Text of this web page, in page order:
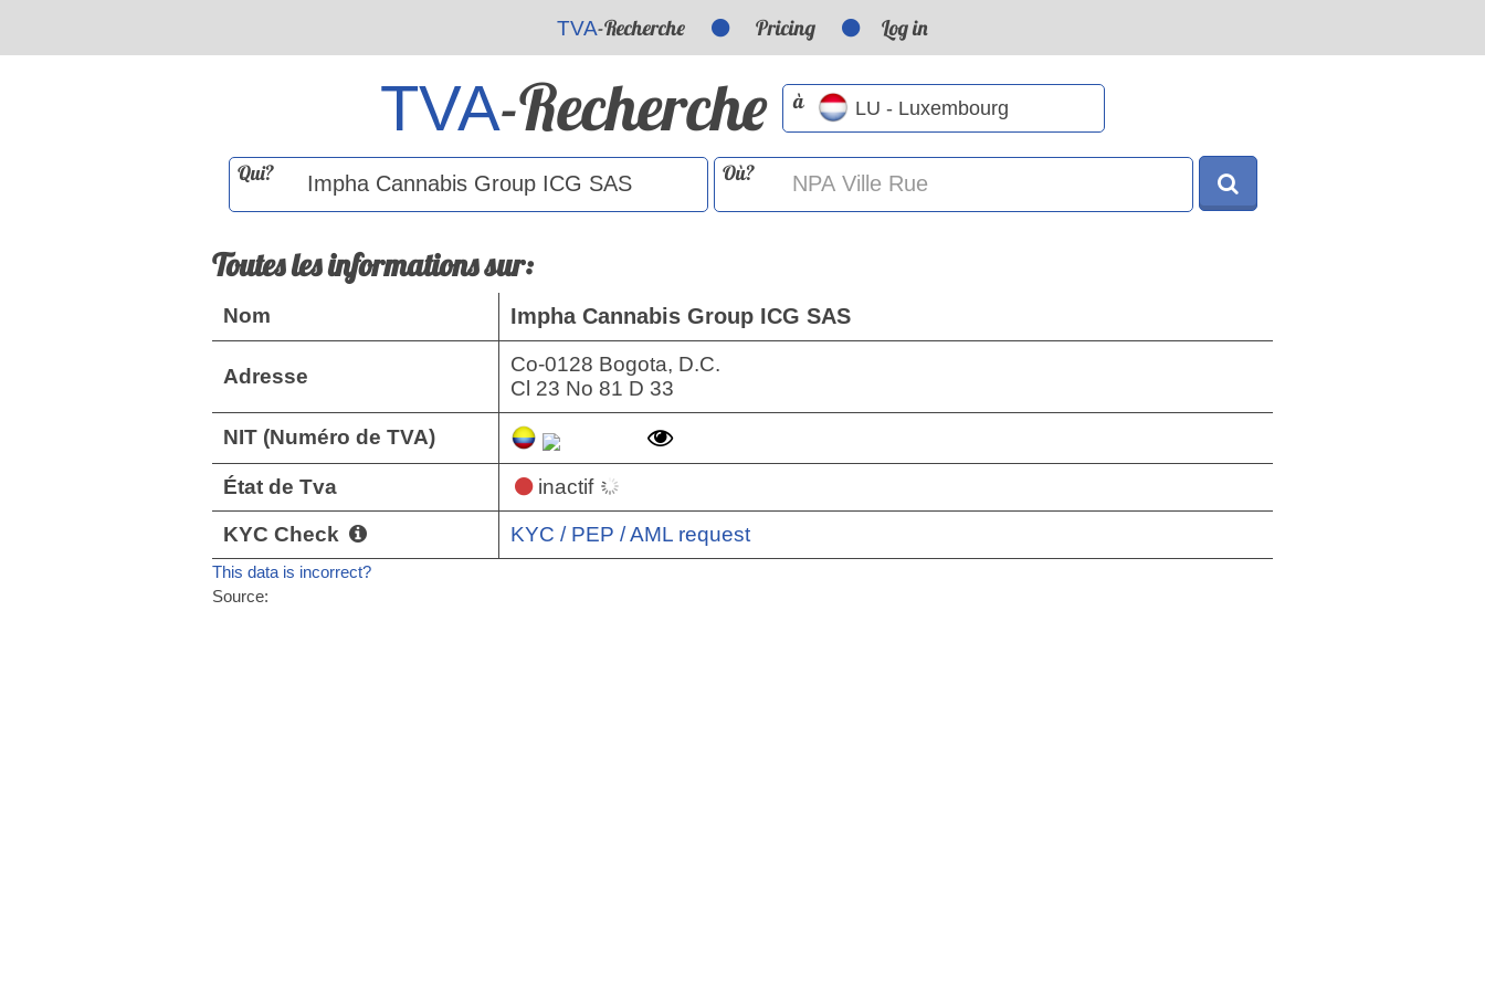
TVA-Recherche Pricing Log in
TVA-Recherche à
Qui? Où?
Toutes les informations sur:
Nom Impha Cannabis Group ICG SAS
Adresse
Co-0128 Bogota, D.C.
Cl 23 No 81 D 33
NIT (Numéro de TVA)
État de Tva inactif
KYC Check KYC / PEP / AML request
This data is incorrect?
Source: